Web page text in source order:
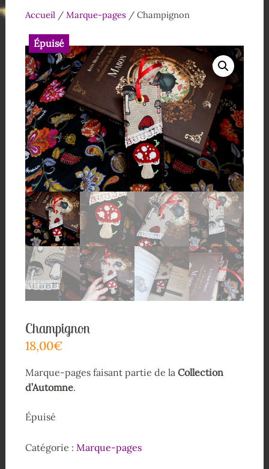
Accueil/ Marque-pages/ Champignon
Épuisé
Champignon
18,00€
Marque-pages faisant partie de la Collection
d’Automne.
Épuisé
Catégorie : Marque-pages